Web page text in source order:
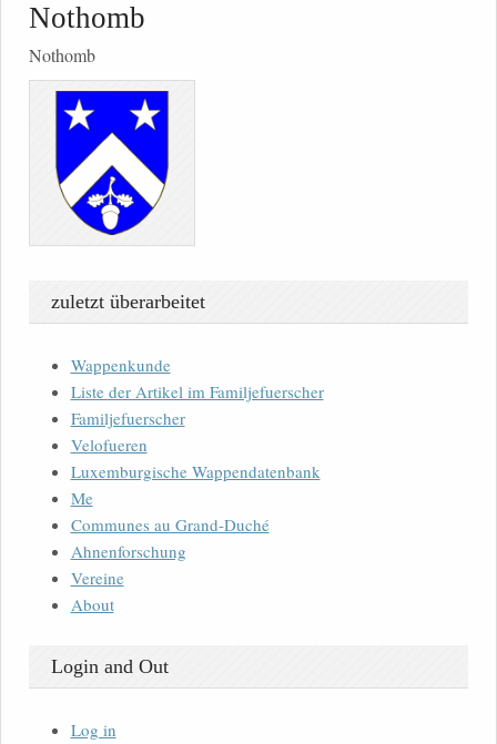
Nothomb
Nothomb
zuletzt überarbeitet
Wappenkunde
Liste der Artikel im Familjefuerscher
Familjefuerscher
Velofueren
Luxemburgische Wappendatenbank
Me
Communes au Grand-Duché
Ahnenforschung
Vereine
About
Login and Out
Log in